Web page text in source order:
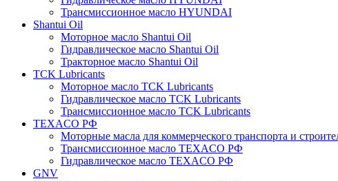
Трансмиссионное масло HYUNDAI
Shantui Oil
Моторное масло Shantui Oil
Гидравлическое масло Shantui Oil
Тракторное масло Shantui Oil
TCK Lubricants
Моторное масло TCK Lubricants
Гидравлическое масло TCK Lubricants
Трансмиссионное масло TCK Lubricants
TEXACO РФ
Моторные масла для коммерческого транспорта и
Трансмиссионное масло TEXACO РФ
Гидравлическое масло TEXACO РФ
GNV